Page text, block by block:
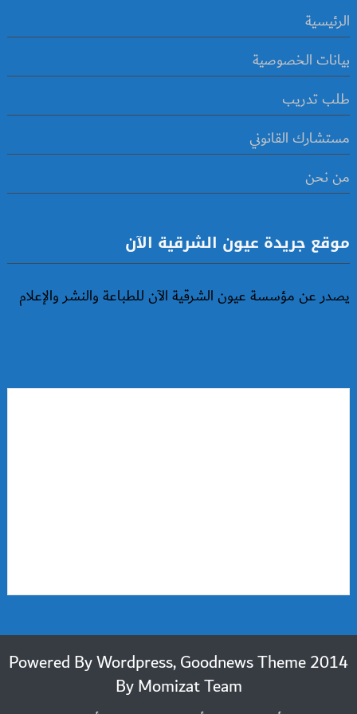
الرئيسية
بيانات الخصوصية
طلب تدريب
مستشارك القانوني
من نحن
موقع جريدة عيون الشرقية الآن
يصدر عن مؤسسة عيون الشرقية الآن للطباعة والنشر والإعلام
2014 Powered By Wordpress, Goodnews Theme
ByMomizat Team